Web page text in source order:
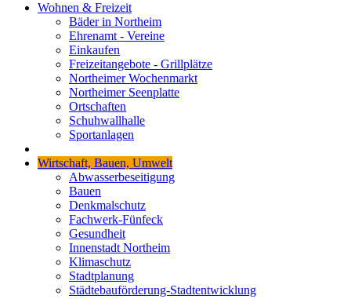
Wohnen & Freizeit
Bäder in Northeim
Ehrenamt - Vereine
Einkaufen
Freizeitangebote - Grillplätze
Northeimer Wochenmarkt
Northeimer Seenplatte
Ortschaften
Schuhwallhalle
Sportanlagen
Wirtschaft, Bauen, Umwelt
Abwasserbeseitigung
Bauen
Denkmalschutz
Fachwerk-Fünfeck
Gesundheit
Innenstadt Northeim
Klimaschutz
Stadtplanung
Städtebauförderung-Stadtentwicklung